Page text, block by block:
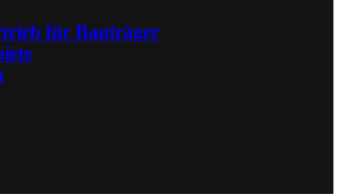
für Bauträger